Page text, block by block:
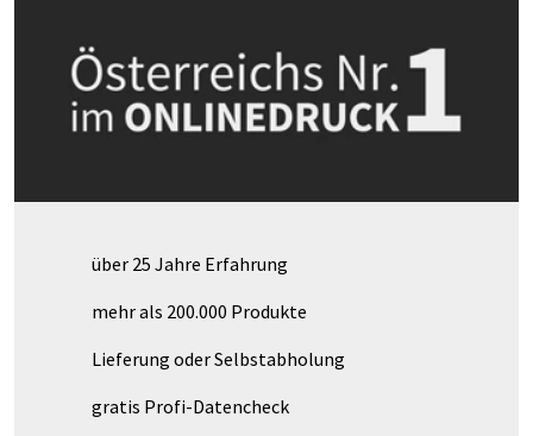
über 25 Jahre Erfahrung
mehr als 200.000 Produkte
Lieferung oder Selbstabholung
gratis Profi-Datencheck